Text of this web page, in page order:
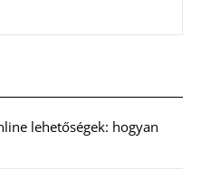
lehetőségek: hogyan